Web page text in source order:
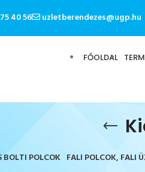
40 56 uzletberendezes@ugp.hu
FŐOLDAL
BOLTI POLCOK FALI POLCOK, FALI